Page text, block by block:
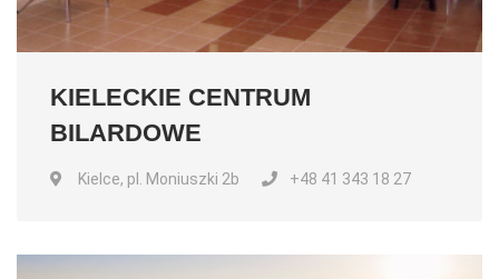
KIELECKIE CENTRUM
BILARDOWE
Kielce, pl. Moniuszki 2b +48 41 343 18 27